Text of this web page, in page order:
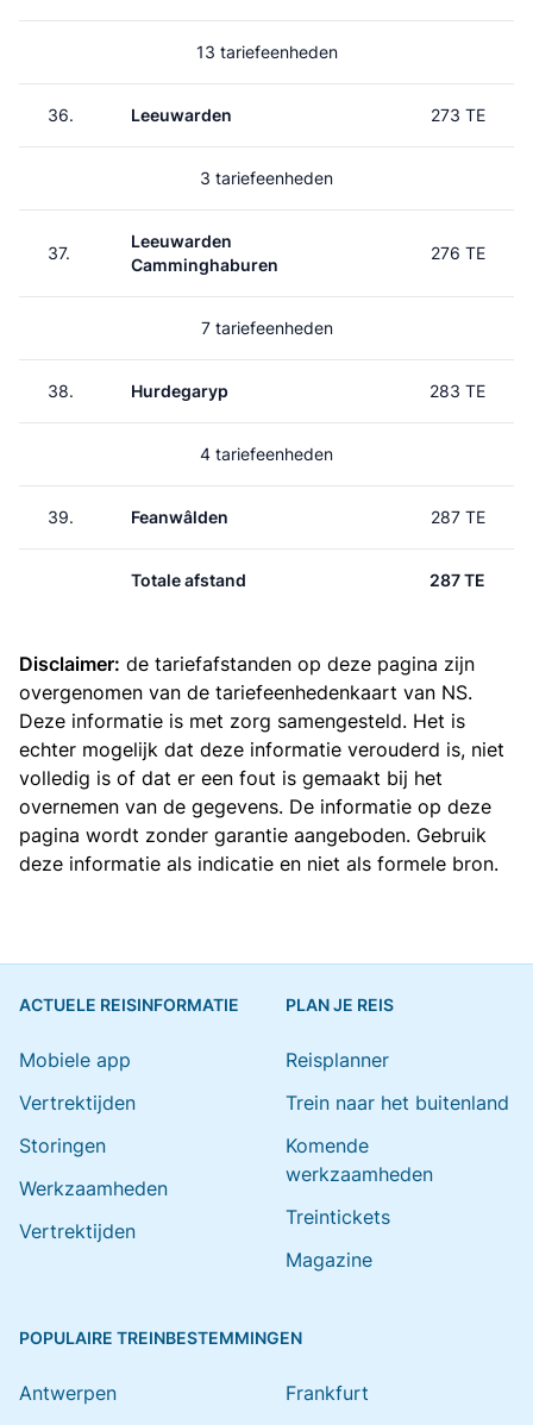
13 tariefeenheden
36. Leeuwarden 273 TE
3 tariefeenheden
37.
Leeuwarden
Camminghaburen
276 TE
7 tariefeenheden
38. Hurdegaryp 283 TE
4 tariefeenheden
39. Feanwâlden 287 TE
Totale afstand 287 TE
Disclaimer: de tariefafstanden op deze pagina zijn
overgenomen van de tariefeenhedenkaart van NS.
Deze informatie is met zorg samengesteld. Het is
echter mogelijk dat deze informatie verouderd is, niet
volledig is of dat er een fout is gemaakt bij het
overnemen van de gegevens. De informatie op deze
pagina wordt zonder garantie aangeboden. Gebruik
deze informatie als indicatie en niet als formele bron.
ACTUELE REISINFORMATIE
Mobiele app
Vertrektijden
Storingen
Werkzaamheden
Vertrektijden
PLAN JE REIS
Reisplanner
Trein naar het buitenland
Komende
werkzaamheden
Treintickets
Magazine
POPULAIRE TREINBESTEMMINGEN
Antwerpen
Frankfurt